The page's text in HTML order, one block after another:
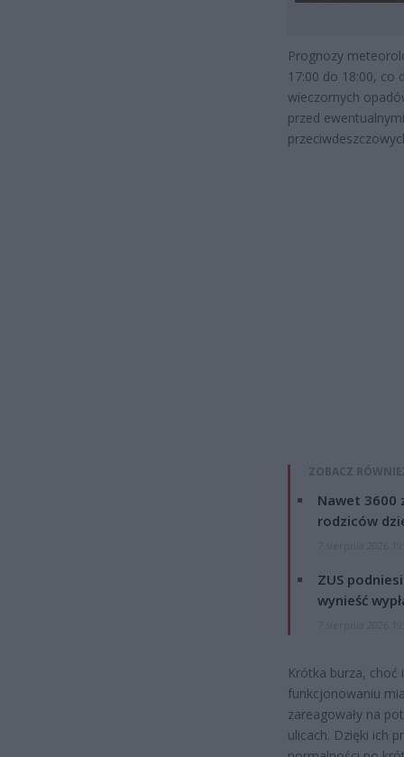
Prognozy
17:00 do 18:00, co
wieczornych
przed
ZOBACZ
Nawet 3600
rodziców
ZUS
wynieść
Krótka burza, choć
funkcjonowaniu
zareagowały na
ulicach. Dzięki ich